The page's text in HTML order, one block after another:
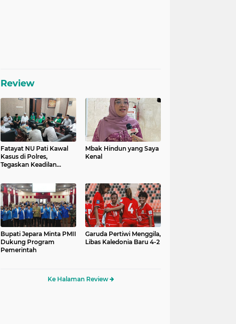
Review
Fatayat NU Pati Kawal
Kasus di Polres,
Tegaskan Keadilan
Mbak Hindun yang Saya
Kenal
Bupati Jepara Minta PMII
Dukung Program
Pemerintah
Garuda Pertiwi Menggila,
Libas Kaledonia Baru 4-2
Ke Halaman Review